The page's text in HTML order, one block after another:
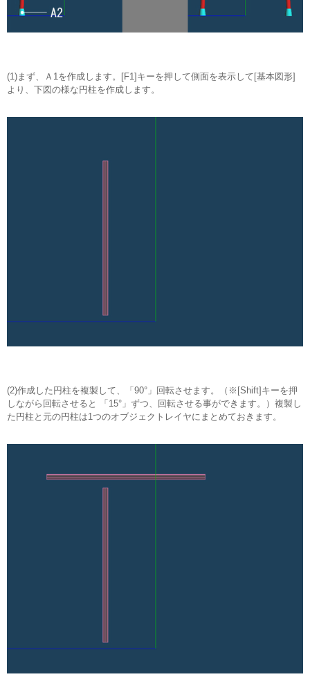
(1)まず、Ａ1を作成します。[F1]キーを押して側面を表示して[基本図形]
より、下図の様な円柱を作成します。
(2)作成した円柱を複製して、「90°」回転させます。（※[Shift]キーを押
しながら回転させると 「15°」ずつ、回転させる事ができます。）複製し
た円柱と元の円柱は1つのオブジェクトレイヤにまとめておきます。